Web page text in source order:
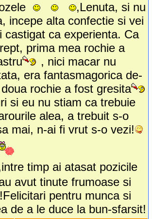
,Lenuta, si nu
incepe alta confectie si vei
castigat ca experienta. Ca
prima mea rochie a
, nici macar nu
era fantasmagorica de-
rochie a fost gresita
si eu nu stiam ca trebuie
alea, a trebuit s-o
mai, n-ai fi vrut s-o vezi!
timp ai atasat pozicile
avut tinute frumoase si
pentru munca si
de a le duce la bun-sfarsit!